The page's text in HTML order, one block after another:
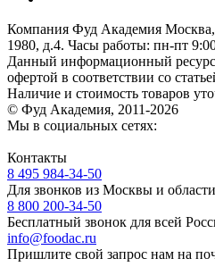
Компания Фуд Академия
1980, д.4. Часы работы: пн-пт
Данный информационный ресурс
офертой в соответствии со
Наличие и стоимость товаров
© Фуд Академия, 2011-2026
Мы в социальных сетях:
Контакты
8 495 984-34-50
Для звонков из Москвы и области
8 800 200-34-50
Бесплатный звонок для всей
info@foodac.ru
Пришлите свой запрос нам на